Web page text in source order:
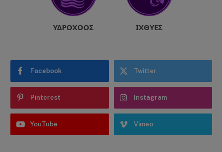
ΥΔΡΟΧΌΟΣ ΙΧΘΎΕΣ
Facebook Twitter
Pinterest Instagram
YouTube Vimeo